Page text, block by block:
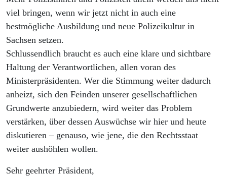
viel bringen, wenn wir jetzt nicht in auch eine
bestmögliche Ausbildung und neue Polizeikultur in
Sachsen setzen.
Schlussendlich braucht es auch eine klare und sichtbare
Haltung der Verantwortlichen, allen voran des
Ministerpräsidenten. Wer die Stimmung weiter dadurch
anheizt, sich den Feinden unserer gesellschaftlichen
Grundwerte anzubiedern, wird weiter das Problem
verstärken, über dessen Auswüchse wir hier und heute
diskutieren – genauso, wie jene, die den Rechtsstaat
weiter aushöhlen wollen.
Sehr geehrter Präsident,